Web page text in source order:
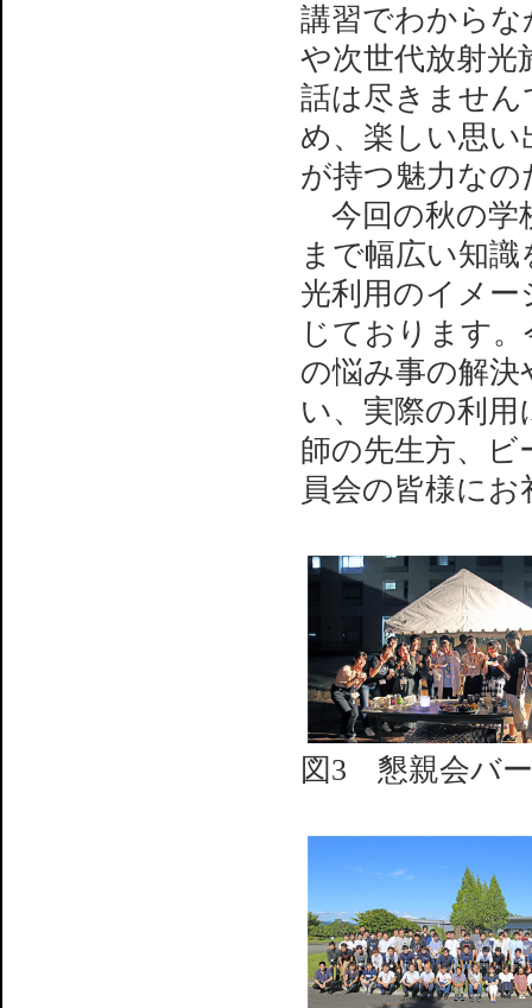
講習でわからな
や次世代放射
話は尽きませ
め、楽しい思
が持つ魅力な
今回の秋の学
まで幅広い知
光利用のイメ
じております
の悩み事の解
い、実際の利
師の先生方、
員会の皆様に
図3 懇親会バ